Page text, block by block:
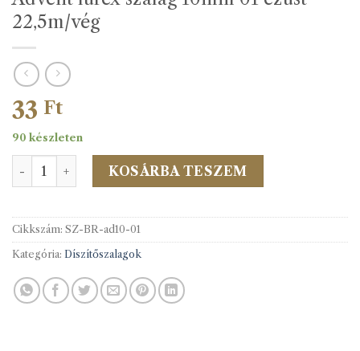
22,5m/vég
33 Ft
90 készleten
Advent lurex szalag 10mm 01 ezüst 22,5m/vég mennyiség
KOSÁRBA TESZEM
Cikkszám: SZ-BR-ad10-01
Kategória: Díszítőszalagok